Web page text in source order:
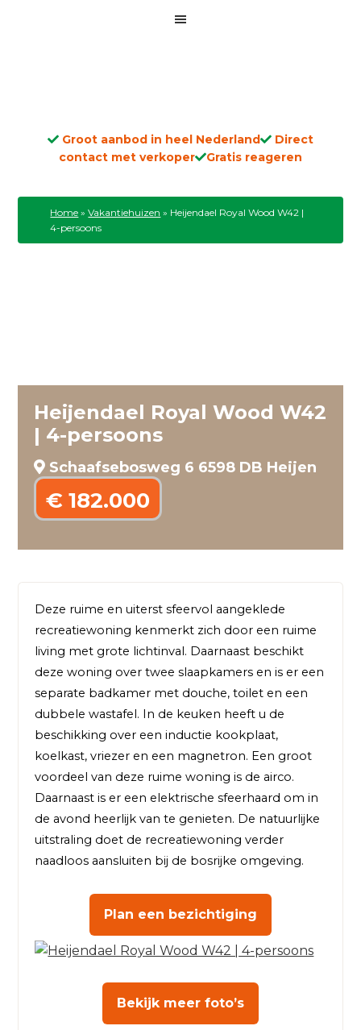
Groot aanbod in heel Nederland
Direct
contact met verkoper
Gratis reageren
Home »Vakantiehuizen » Heijendael Royal Wood W42 |
4-persoons
Heijendael Royal Wood W42
| 4-persoons
Schaafsebosweg 6 6598 DB Heijen
€ 182.000
Deze ruime en uiterst sfeervol aangeklede
recreatiewoning kenmerkt zich door een ruime
living met grote lichtinval. Daarnaast beschikt
deze woning over twee slaapkamers en is er een
separate badkamer met douche, toilet en een
dubbele wastafel. In de keuken heeft u de
beschikking over een inductie kookplaat,
koelkast, vriezer en een magnetron. Een groot
voordeel van deze ruime woning is de airco.
Daarnaast is er een elektrische sfeerhaard om in
de avond heerlijk van te genieten. De natuurlijke
uitstraling doet de recreatiewoning verder
naadloos aansluiten bij de bosrijke omgeving.
Plan een bezichtiging
Bekijk meer foto’s